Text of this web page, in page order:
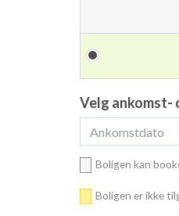
Velg ankomst-
Boligen kan
Boligen er ikke